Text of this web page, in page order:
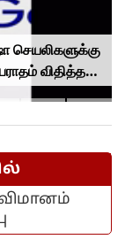
செயலிகளுக்கு
விதித்த
காரணம்?